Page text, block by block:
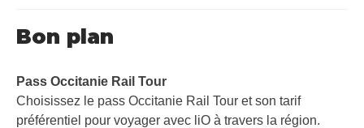
Bon plan
Pass Occitanie Rail Tour​
Choisissez le pass Occitanie Rail Tour et son tarif
préférentiel pour voyager avec liO à travers la région.